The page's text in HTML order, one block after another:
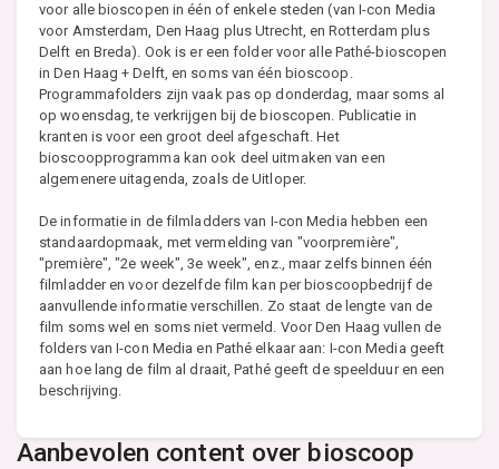
voor alle bioscopen in één of enkele steden (van I-con Media
voor Amsterdam, Den Haag plus Utrecht, en Rotterdam plus
Delft en Breda). Ook is er een folder voor alle Pathé-bioscopen
in Den Haag + Delft, en soms van één bioscoop.
Programmafolders zijn vaak pas op donderdag, maar soms al
op woensdag, te verkrijgen bij de bioscopen. Publicatie in
kranten is voor een groot deel afgeschaft. Het
bioscoopprogramma kan ook deel uitmaken van een
algemenere uitagenda, zoals de Uitloper.
De informatie in de filmladders van I-con Media hebben een
standaardopmaak, met vermelding van "voorpremière",
"première", "2e week", 3e week", enz., maar zelfs binnen één
filmladder en voor dezelfde film kan per bioscoopbedrijf de
aanvullende informatie verschillen. Zo staat de lengte van de
film soms wel en soms niet vermeld. Voor Den Haag vullen de
folders van I-con Media en Pathé elkaar aan: I-con Media geeft
aan hoe lang de film al draait, Pathé geeft de speelduur en een
beschrijving.
Aanbevolen content over bioscoop